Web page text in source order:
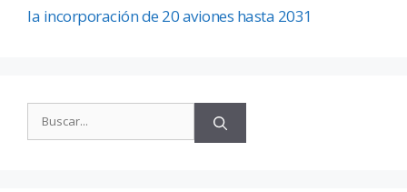
la incorporación de 20 aviones hasta 2031